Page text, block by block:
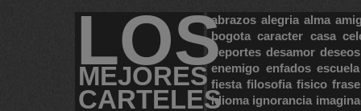
LOS
MEJORES
CARTELES
abrazos alegria alma
bogota caracter casa
deportes desamor deseos
enemigo enfados escuela
fiesta filosofia fisico
idioma ignorancia